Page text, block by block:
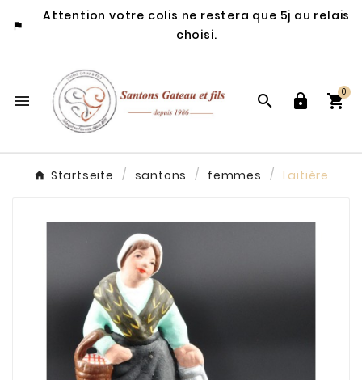

Attention votre colis ne restera que 5j au relais
choisi.
   
0
Startseite santons femmes Laitière